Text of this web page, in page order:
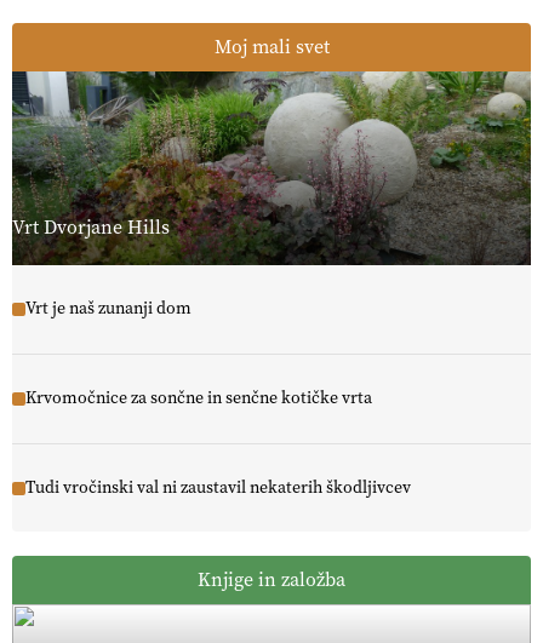
Moj mali svet
Vrt Dvorjane Hills
Vrt je naš zunanji dom
Krvomočnice za sončne in senčne kotičke vrta
Tudi vročinski val ni zaustavil nekaterih škodljivcev
Knjige in založba